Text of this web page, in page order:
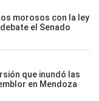
morosos con la ley
el Senado
que inundó las
en Mendoza